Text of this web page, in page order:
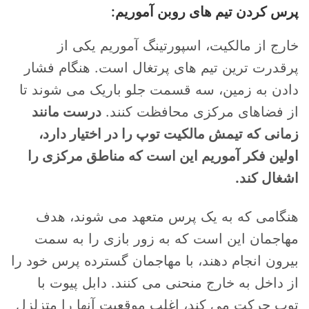
پرس کردن تیم های روبن آموریم:
خارج از مالکیت، اسپورتینگ آموریم یکی از
پرقدرت ترین تیم های پرتغال است. هنگام فشار
دادن به زمین، سه قسمت جلو باریک می شوند تا
از فضاهای مرکزی محافظت کنند.درست مانند
زمانی که تیمش مالکیت توپ را در اختیار دارد،
اولین فکر آموریم این است که مناطق مرکزی را
اشغال کند.
هنگامی که به یک پرس متعهد می شوند، هدف
مهاجمان این است که به زور بازی را به سمت
بیرون انجام دهند، با مهاجمان گسترده پرس خود را
از داخل به خارج منحنی می کنند. دابل پیوت با
توپ حرکت می کند، اغلب موقعیت آنها را متزلزل